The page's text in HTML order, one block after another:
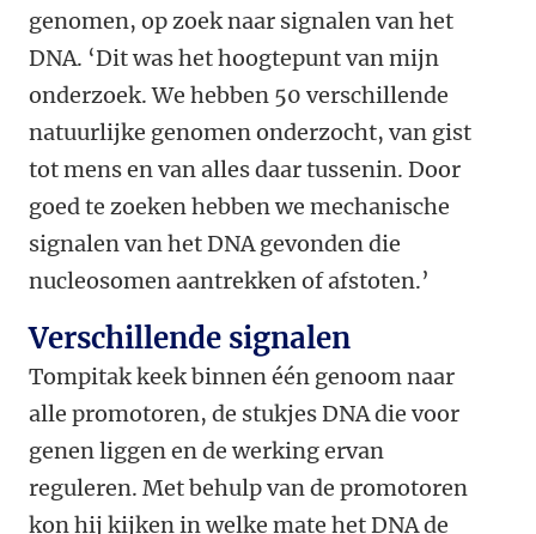
genomen, op zoek naar signalen van het
DNA. ‘Dit was het hoogtepunt van mijn
onderzoek. We hebben 50 verschillende
natuurlijke genomen onderzocht, van gist
tot mens en van alles daar tussenin. Door
goed te zoeken hebben we mechanische
signalen van het DNA gevonden die
nucleosomen aantrekken of afstoten.’
Verschillende signalen
Tompitak keek binnen één genoom naar
alle promotoren, de stukjes DNA die voor
genen liggen en de werking ervan
reguleren. Met behulp van de promotoren
kon hij kijken in welke mate het DNA de